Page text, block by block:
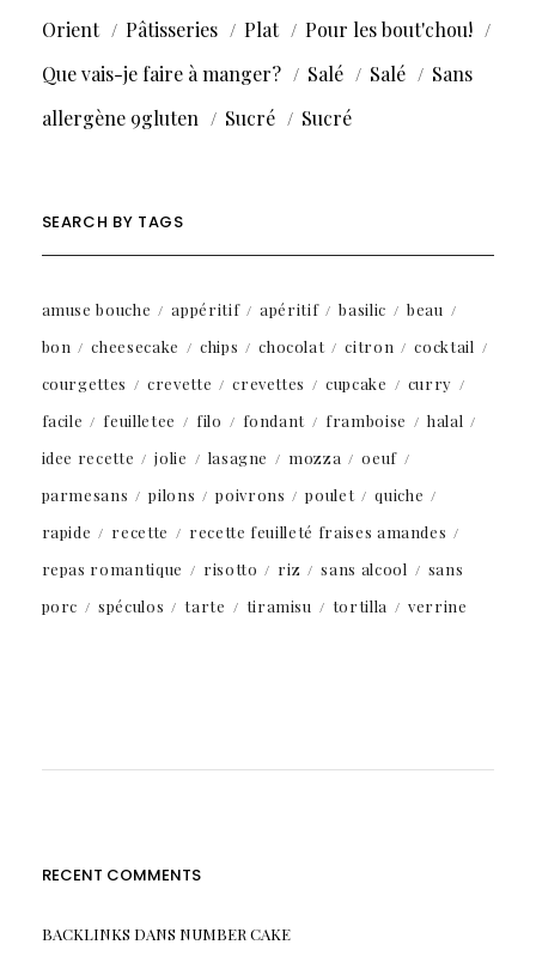
Orient
Pâtisseries Plat
Pour les bout'chou!
Que vais-je faire à manger?
Salé Salé
Sans
allergène 9gluten
Sucré Sucré
SEARCH BY TAGS
amuse bouche appéritif apéritif basilic
beau
bon
cheesecake chips chocolat citron
cocktail
courgettes
crevette crevettes cupcake
curry
facile
feuilletee filo fondant framboise
halal
idee recette
jolie lasagne mozza
oeuf
parmesans
pilons poivrons poulet
quiche
rapide
recette
recette feuilleté fraises amandes
repas romantique
risotto riz sans alcool
sans
porc
spéculos tarte tiramisu tortilla verrine
RECENT COMMENTS
BACKLINKS DANS NUMBER CAKE